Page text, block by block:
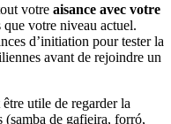
votre aisance avec votre
votre niveau actuel.
d’initiation pour tester la
avant de rejoindre un
utile de regarder la
(samba de gafieira, forró,